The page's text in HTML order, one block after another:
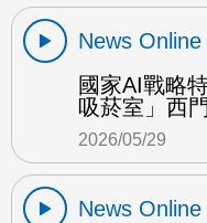
News Online
國家AI戰略
吸菸室」西
2026/05/29
News Online